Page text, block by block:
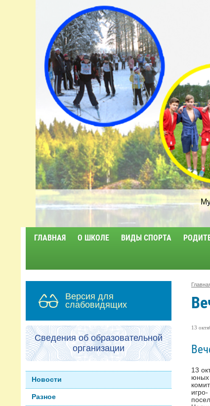
ГЛАВНАЯ О ШКОЛЕ ВИДЫ СПОРТА
Версия для
слабовидящих
Сведения об образовательной
организации
Новости
Разное
13
13
юных